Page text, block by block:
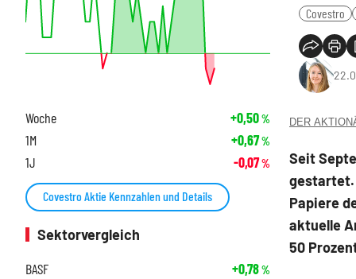
Covestro
DER
Seit
gestartet.
Papiere
aktuelle
50
Woche +0,50%
1M +0,67%
1J -0,07%
Covestro Aktie Kennzahlen und Details
Sektorvergleich
BASF
+0,78%